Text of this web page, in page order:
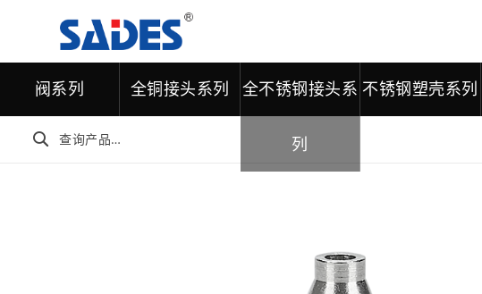
阀系列 全铜接头系列 全不锈钢接头系
列
不锈钢塑壳系列
